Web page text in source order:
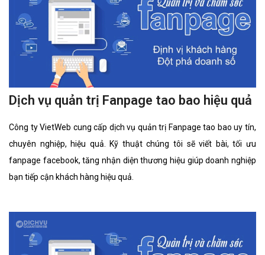
Dịch vụ quản trị Fanpage tao bao hiệu quả
Công ty VietWeb cung cấp dịch vụ quản trị Fanpage tao bao uy tín,
chuyên nghiệp, hiệu quả. Kỹ thuật chúng tôi sẽ viết bài, tối ưu
fanpage facebook, tăng nhận diện thương hiệu giúp doanh nghiệp
bạn tiếp cận khách hàng hiệu quả.